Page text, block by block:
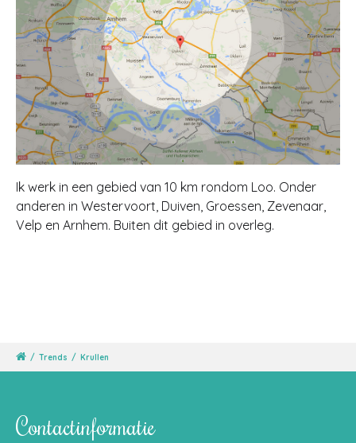
Ik werk in een gebied van 10 km rondom Loo. Onder
anderen in Westervoort, Duiven, Groessen, Zevenaar,
Velp en Arnhem. Buiten dit gebied in overleg.
/ Trends / Krullen
Contactinformatie